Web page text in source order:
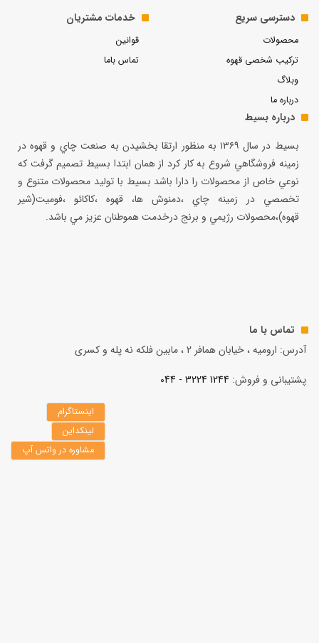
دسترسی سریع
محصولات
ترکیب شخصی قهوه
وبلاگ
درباره ما
خدمات مشتریان
قوانین
تماس باما
درباره بسیط
بسيط در سال ۱۳۶۹ به منظور ارتقا بخشيدن به صنعت چاي و قهوه در
زمينه فروشگاهي شروع به كار كرد از همان ابتدا بسيط تصميم گرفت كه
نوعي خاص از محصولات را دارا باشد بسيط با توليد محصولات متنوع و
تخصصي در زمينه چاي ،دمنوش ها، قهوه ،كاكائو ،فوميت(شير
قهوه)،محصولات رژيمي و برنج درخدمت هموطنان عزيز مي باشد.
تماس با ما
آدرس: ارومیه ، خیابان همافر 2 ، مابين فلكه نه پله و کسری
پشتیبانی و فروش: 1244 3224 - 044
اینستاگرام
لینکداین
مشاوره در واتس آپ